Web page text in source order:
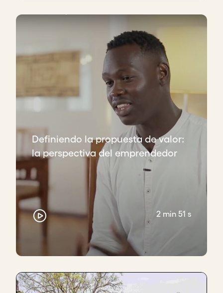
Definiendo la propuesta de valor:
la perspectiva del emprendedor
2 min 51 s